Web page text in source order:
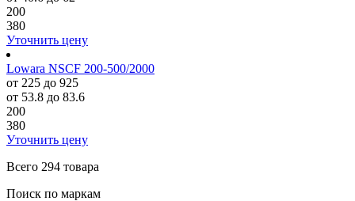
200
380
Уточнить цену
Lowara NSCF 200-500/2000
от 225 до 925
от 53.8 до 83.6
200
380
Уточнить цену
Всего 294 товара
Поиск по маркам